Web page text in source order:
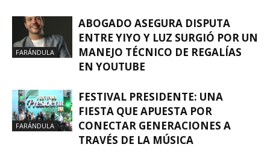
FARÁNDULA
ABOGADO ASEGURA DISPUTA
ENTRE YIYO Y LUZ SURGIÓ POR UN
MANEJO TÉCNICO DE REGALÍAS
EN YOUTUBE
FARÁNDULA
FESTIVAL PRESIDENTE: UNA
FIESTA QUE APUESTA POR
CONECTAR GENERACIONES A
TRAVÉS DE LA MÚSICA